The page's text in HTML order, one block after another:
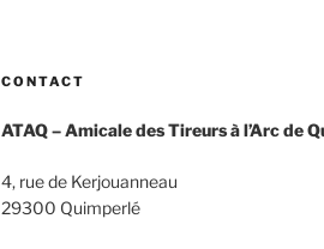
CONTACT
ATAQ – Amicale des Tireurs à l’Arc de
4, rue de Kerjouanneau
29300 Quimperlé